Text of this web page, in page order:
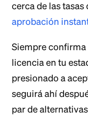
cerca de las tasas
aprobación
Siempre
licencia en tu
presionado a
seguirá ahí
par de